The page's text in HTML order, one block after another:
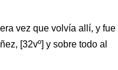
vez que volvía allí, y fue
[32vº] y sobre todo al